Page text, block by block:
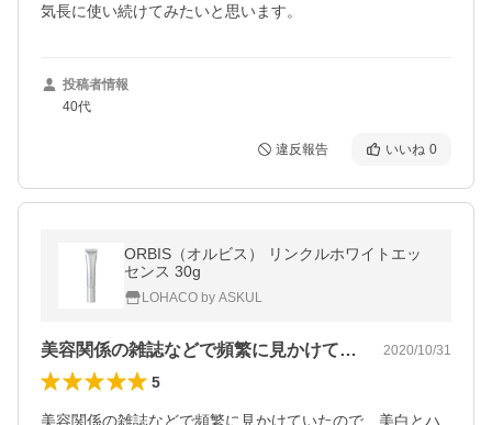
気長に使い続けてみたいと思います。
投稿者情報
40代
違反報告 いいね 0
ORBIS（オルビス） リンクルホワイトエッ
センス 30g
LOHACO by ASKUL
美容関係の雑誌などで頻繁に見かけていた… 2020/10/31
5
美容関係の雑誌などで頻繁に見かけていたので、美白とハ